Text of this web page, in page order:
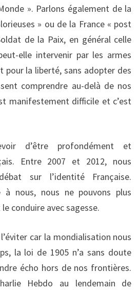
». Parlons également de la
» ou de la France « post
de la Paix, en général celle
elle intervenir par les armes
pour la liberté, sans adopter des
comprendre au-delà de nos
manifestement difficile et c’est
d’être profondément et
Entre 2007 et 2012, nous
sur l’identité Française.
à nous, nous ne pouvons plus
conduire avec sagesse.
car la mondialisation nous
la loi de 1905 n’a sans doute
écho hors de nos frontières.
Hebdo au lendemain de